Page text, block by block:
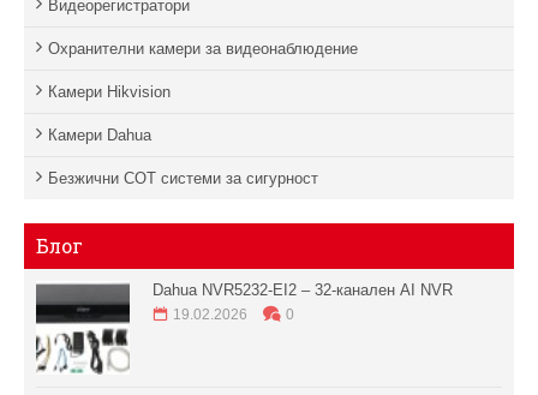
Видеорегистратори
Охранителни камери за видеонаблюдение
Камери Hikvision
Камери Dahua
Безжични СОТ системи за сигурност
Блог
Dahua NVR5232-EI2 – 32-канален AI NVR
19.02.2026 0